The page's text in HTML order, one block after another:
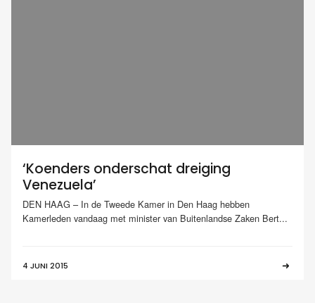
‘Koenders onderschat dreiging
Venezuela’
DEN HAAG – In de Tweede Kamer in Den Haag hebben
Kamerleden vandaag met minister van Buitenlandse Zaken Bert...
4 JUNI 2015